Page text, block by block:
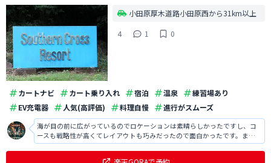
小田原厚木道路小田原西から31km以上
4
1 0
カートナビ カート乗り入れ 宿泊 温泉
練習場あり
EV充電器
人気(高評価) 料理自慢 進行がスムーズ
海が目の前に広がっているのでロケーションは素晴らしかったですし、コ
ースも戦略性が高くてレイアウトも巧みだったので面白かったです。ま
た、待ち時間もなくて進行がスムーズでしたし、リゾート感も感じられて